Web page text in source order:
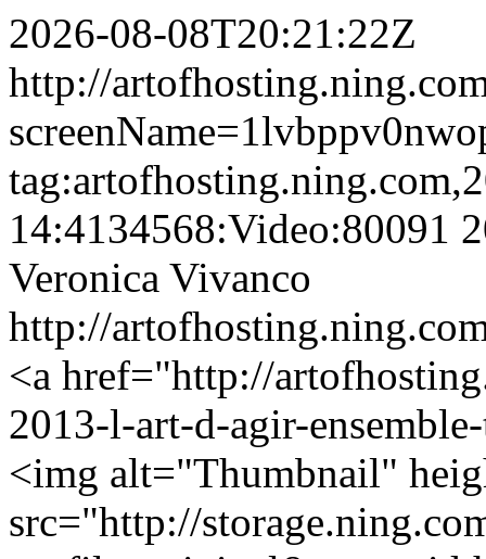
2026-08-08T20:21:22Z
http://
14:4134568:Video:80091
Veronica Vivanco
http://
<a href="http://
2013-l-art-d-agir-
<img alt="Thumbnail"
src="http://